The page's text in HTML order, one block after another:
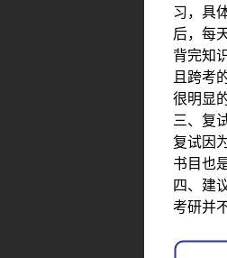
习，具
后，每
背完知
且跨考
很明显
三、复
复试因
书目也
四、建
考研并